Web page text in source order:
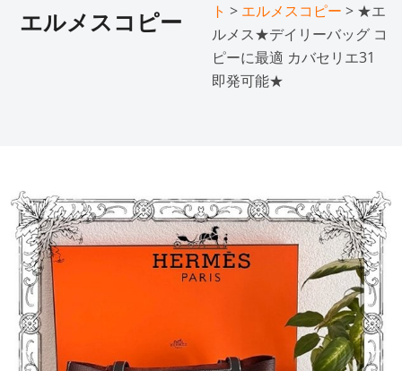
エルメスコピー
ト > エルメスコピー > ★エ
ルメス★デイリーバッグ コ
ピーに最適 カバセリエ31
即発可能★